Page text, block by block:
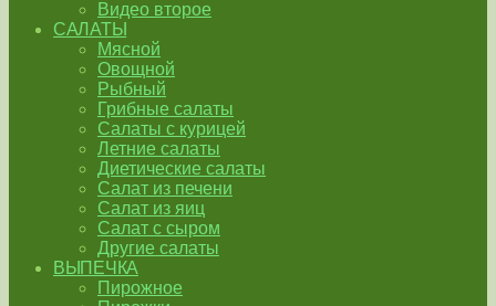
Видео второе
САЛАТЫ
Мясной
Овощной
Рыбный
Грибные салаты
Салаты с курицей
Летние салаты
Диетические салаты
Салат из печени
Салат из яиц
Салат с сыром
Другие салаты
ВЫПЕЧКА
Пирожное